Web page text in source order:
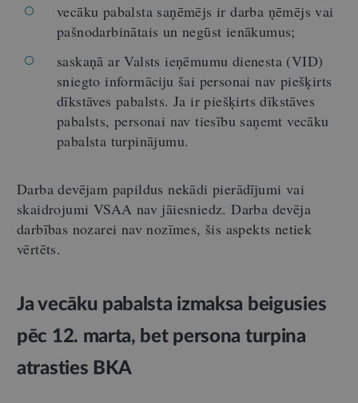
vecāku pabalsta saņēmējs ir darba ņēmējs vai
pašnodarbinātais un negūst ienākumus;
saskaņā ar Valsts ieņēmumu dienesta (VID)
sniegto informāciju šai personai nav piešķirts
dīkstāves pabalsts. Ja ir piešķirts dīkstāves
pabalsts, personai nav tiesību saņemt vecāku
pabalsta turpinājumu.
Darba devējam papildus nekādi pierādījumi vai
skaidrojumi VSAA nav jāiesniedz. Darba devēja
darbības nozarei nav nozīmes, šis aspekts netiek
vērtēts.
Ja vecāku pabalsta izmaksa beigusies
pēc 12. marta, bet persona turpina
atrasties BKA